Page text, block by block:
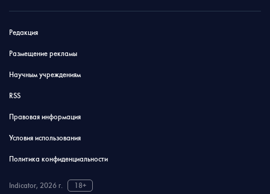
Редакция
Размещение рекламы
Научным учреждениям
RSS
Правовая информация
Условия использования
Политика конфиденциальности
Indicator, 2026 г. 18+